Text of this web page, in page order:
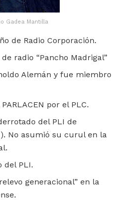
Gadea Mantilla
de Radio Corporación.
radio “Pancho Madrigal”
Alemán y fue miembro
por el PLC.
del PLI de
No asumió su curul en la
del PLI.
generacional” en la